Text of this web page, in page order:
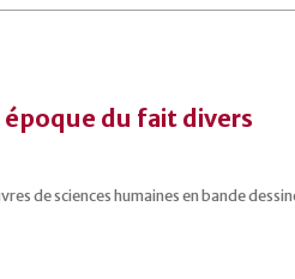
époque du fait divers
de sciences humaines en bande